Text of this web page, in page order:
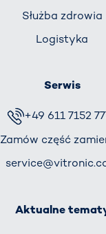
Służba zdrowia
Logistyka
Serwis
+49 611 7152
Zamów część
Aktualne